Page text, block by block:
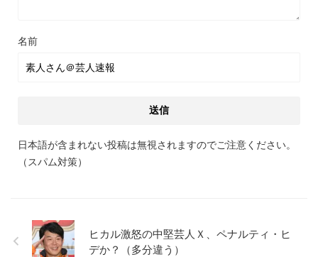
名前
日本語が含まれない投稿は無視されますのでご注意ください。
（スパム対策）
ヒカル激怒の中堅芸人Ｘ、ペナルティ・ヒ
デか？（多分違う）